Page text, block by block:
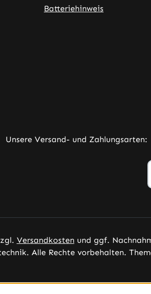
Link)
Batteriehinweis
Unsere Versand- und Zahlungsarten:
Versandkosten und ggf.
Alle Rechte vorbehalten.